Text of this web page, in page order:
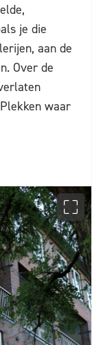
je die
aan de
Over de
waar